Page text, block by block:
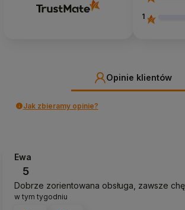
1
Opinie klientów
Jak zbieramy opinie?
Ewa
5
Dobrze zorientowana obsługa, zawsze
w tym tygodniu